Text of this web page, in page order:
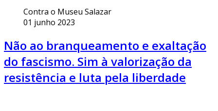
Contra o Museu Salazar
01 junho 2023
Não ao branqueamento e exaltação
do fascismo. Sim à valorização da
resistência e luta pela liberdade